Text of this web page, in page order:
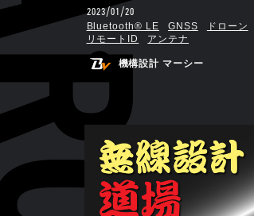
2023/01/20
Bluetooth®︎ LE GNSS ドローン
リモートID
アンテナ
機構設計 マーシー